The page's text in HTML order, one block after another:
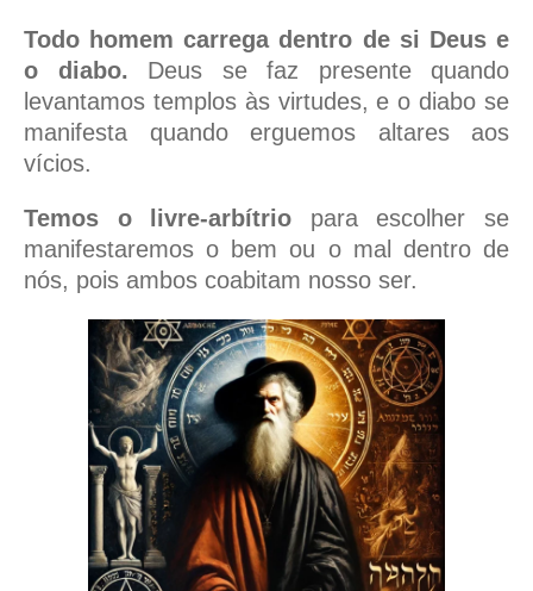
Todo homem carrega dentro de si Deus e
o diabo. Deus se faz presente quando
levantamos templos às virtudes, e o diabo se
manifesta quando erguemos altares aos
vícios.
Temos o livre-arbítrio para escolher se
manifestaremos o bem ou o mal dentro de
nós, pois ambos coabitam nosso ser.